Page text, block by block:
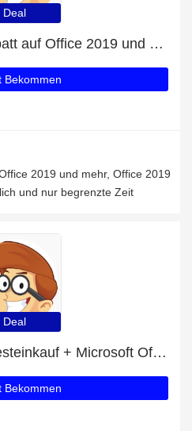
Deal
Erhalten Sie 26% Rabatt auf Office 2019 und mehr
Bekommen
2019 und mehr, Office 2019
und nur begrenzte Zeit
Deal
12% Rabatt auf Mindesteinkauf + Microsoft Office 2013 Home and Student mit 59% Rabatt
Bekommen